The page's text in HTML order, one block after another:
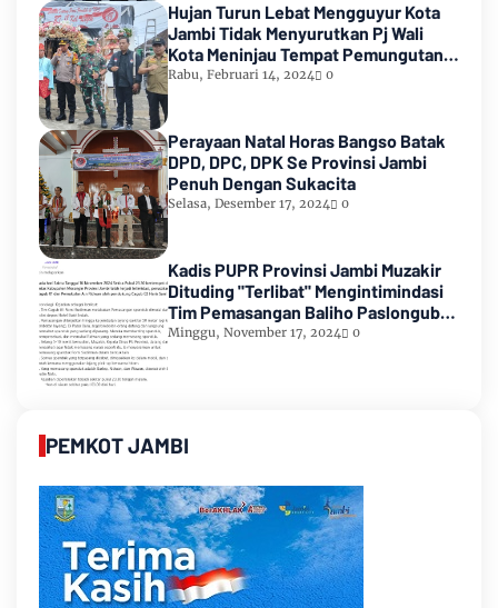
Hujan Turun Lebat Mengguyur Kota
Jambi Tidak Menyurutkan Pj Wali
Kota Meninjau Tempat Pemungutan
Suara Pemilu 2024
Rabu, Februari 14, 2024 0
Perayaan Natal Horas Bangso Batak
DPD, DPC, DPK Se Provinsi Jambi
Penuh Dengan Sukacita
Selasa, Desember 17, 2024 0
Kadis PUPR Provinsi Jambi Muzakir
Dituding "Terlibat" Mengintimindasi
Tim Pemasangan Baliho Paslongub
Romi-Sudirman
Minggu, November 17, 2024 0
PEMKOT JAMBI